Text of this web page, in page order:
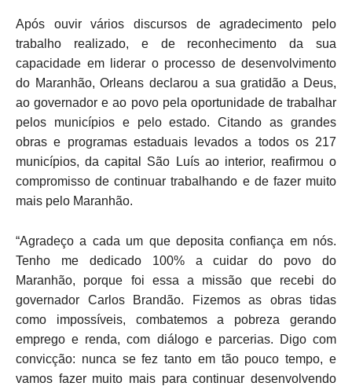
Após ouvir vários discursos de agradecimento pelo
trabalho realizado, e de reconhecimento da sua
capacidade em liderar o processo de desenvolvimento
do Maranhão, Orleans declarou a sua gratidão a Deus,
ao governador e ao povo pela oportunidade de trabalhar
pelos municípios e pelo estado. Citando as grandes
obras e programas estaduais levados a todos os 217
municípios, da capital São Luís ao interior, reafirmou o
compromisso de continuar trabalhando e de fazer muito
mais pelo Maranhão.
“Agradeço a cada um que deposita confiança em nós.
Tenho me dedicado 100% a cuidar do povo do
Maranhão, porque foi essa a missão que recebi do
governador Carlos Brandão. Fizemos as obras tidas
como impossíveis, combatemos a pobreza gerando
emprego e renda, com diálogo e parcerias. Digo com
convicção: nunca se fez tanto em tão pouco tempo, e
vamos fazer muito mais para continuar desenvolvendo